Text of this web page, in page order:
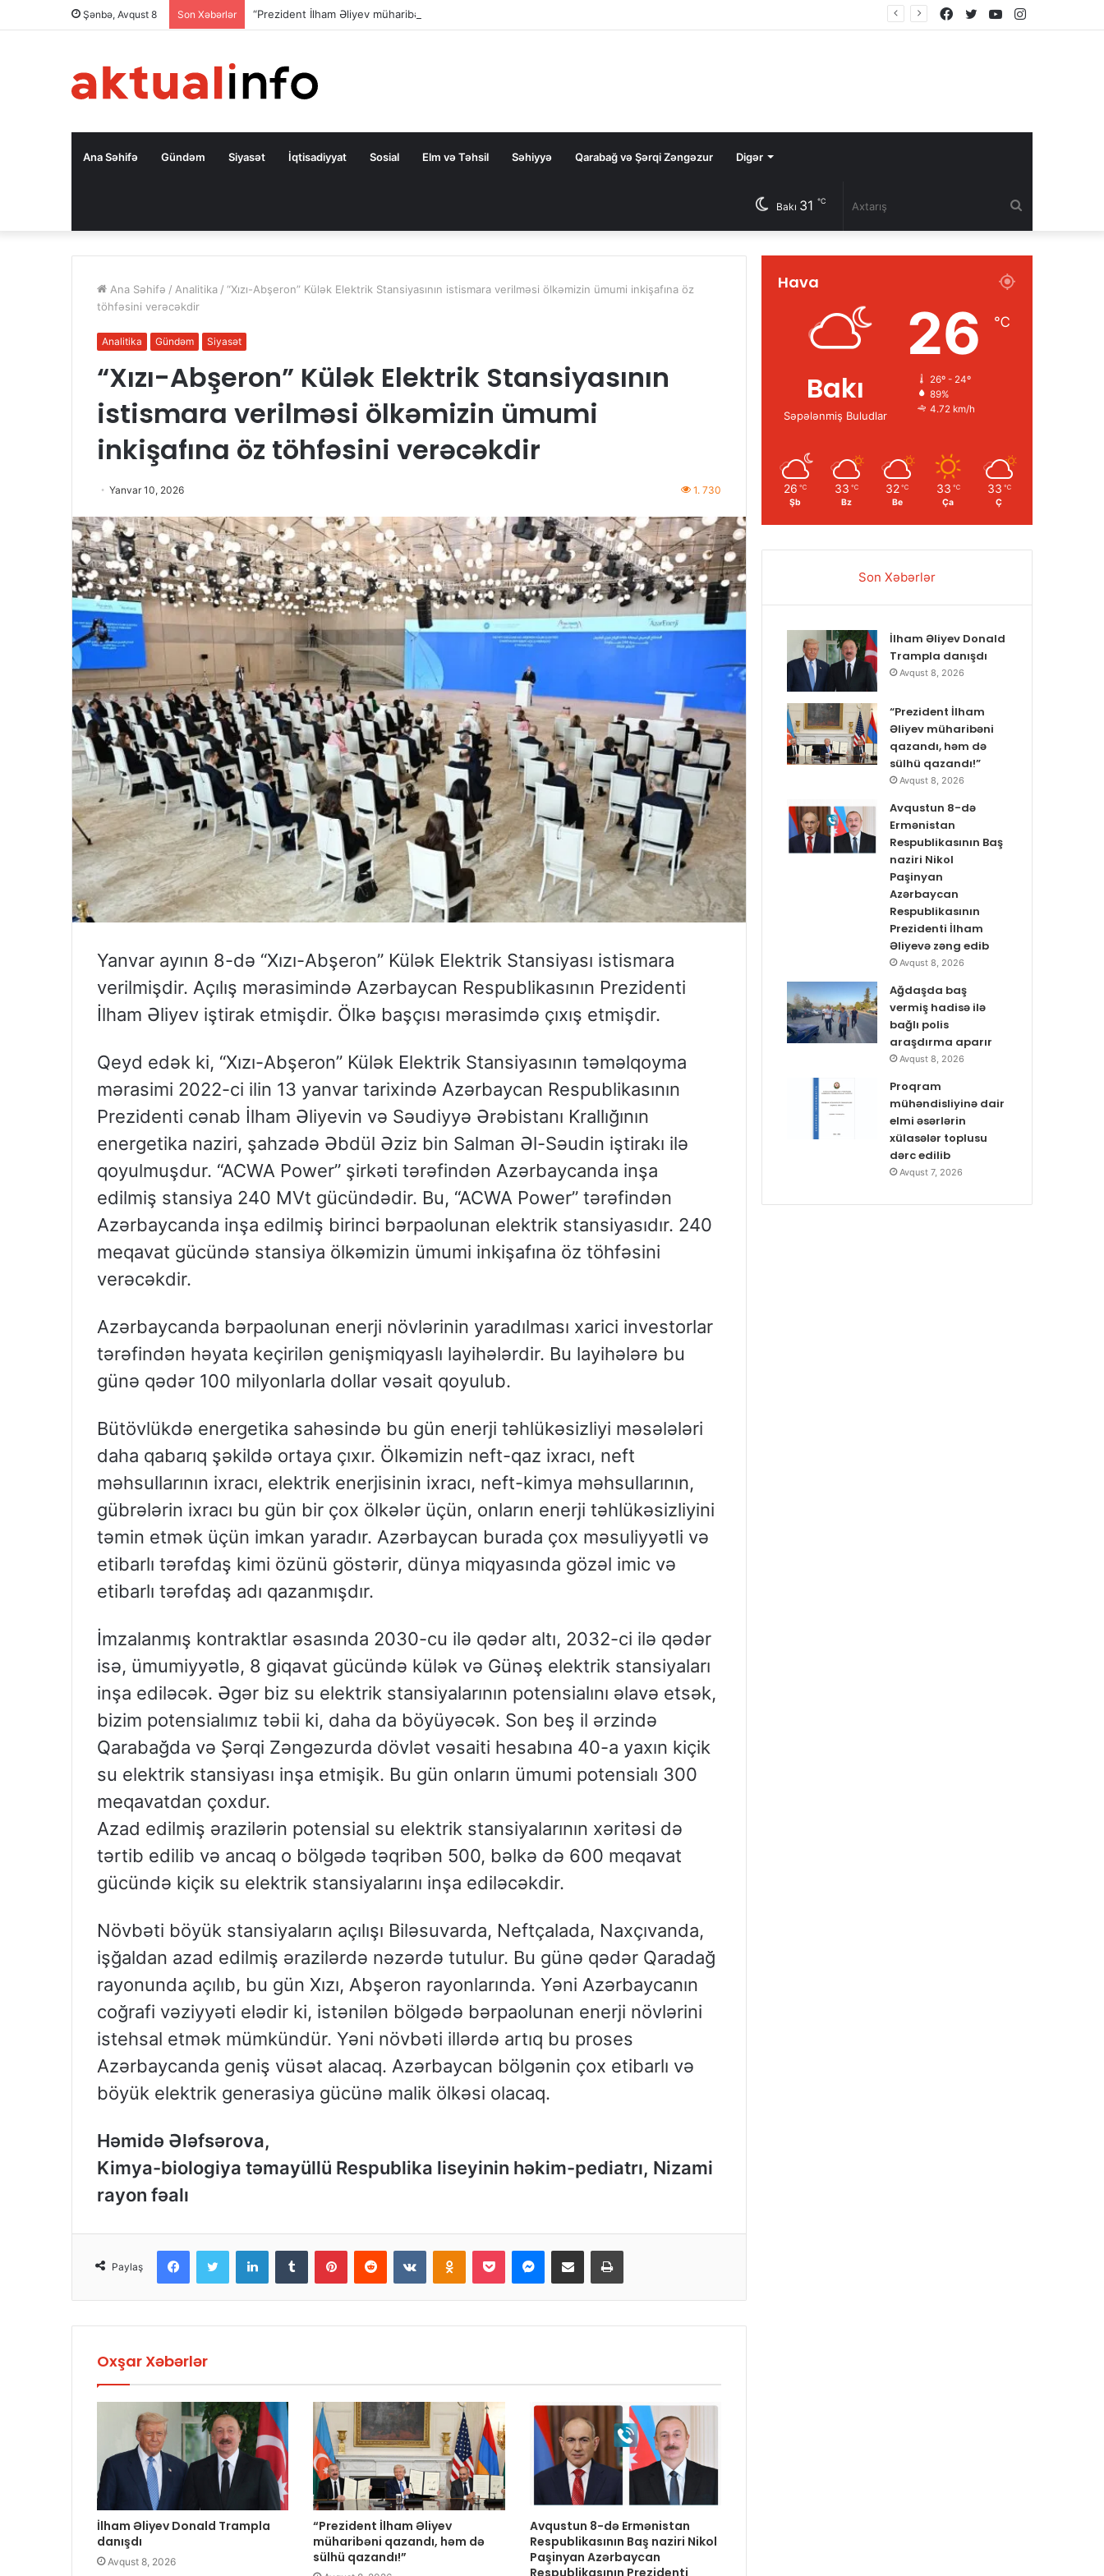
Şənbə, Avqust 8 Son Xəbərlər “Prezident İlham Əliyev müharibəni qazandı, həm də sülhü qazandı!” YouTube
Twitter
Facebook
Ana Səhifə Gündəm Siyasət İqtisadiyyat Sosial Elm və Təhsil Səhiyyə Qarabağ və Şərqi Zəngəzur Digər
Bakı 31 ℃
Ana Səhifə / Analitika / “Xızı-Abşeron” Külək Elektrik Stansiyasının istismara verilməsi ölkəmizin ümumi inkişafına öz
töhfəsini verəcəkdir
Analitika Gündəm Siyasət
“Xızı-Abşeron” Külək Elektrik Stansiyasının
istismara verilməsi ölkəmizin ümumi
inkişafına öz töhfəsini verəcəkdir
Yanvar 10, 2026 1. 730
Yanvar ayının 8-də “Xızı-Abşeron” Külək Elektrik Stansiyası istismara
verilmişdir. Açılış mərasimində Azərbaycan Respublikasının Prezidenti
İlham Əliyev iştirak etmişdir. Ölkə başçısı mərasimdə çıxış etmişdir.
Qeyd edək ki, “Xızı-Abşeron” Külək Elektrik Stansiyasının təməlqoyma
mərasimi 2022-ci ilin 13 yanvar tarixində Azərbaycan Respublikasının
Prezidenti cənab İlham Əliyevin və Səudiyyə Ərəbistanı Krallığının
energetika naziri, şahzadə Əbdül Əziz bin Salman Əl-Səudin iştirakı ilə
qoyulmuşdur. “ACWA Power” şirkəti tərəfindən Azərbaycanda inşa
edilmiş stansiya 240 MVt gücündədir. Bu, “ACWA Power” tərəfindən
Azərbaycanda inşa edilmiş birinci bərpaolunan elektrik stansiyasıdır. 240
meqavat gücündə stansiya ölkəmizin ümumi inkişafına öz töhfəsini
verəcəkdir.
Azərbaycanda bərpaolunan enerji növlərinin yaradılması xarici investorlar
tərəfindən həyata keçirilən genişmiqyaslı layihələrdir. Bu layihələrə bu
günə qədər 100 milyonlarla dollar vəsait qoyulub.
Bütövlükdə energetika sahəsində bu gün enerji təhlükəsizliyi məsələləri
daha qabarıq şəkildə ortaya çıxır. Ölkəmizin neft-qaz ixracı, neft
məhsullarının ixracı, elektrik enerjisinin ixracı, neft-kimya məhsullarının,
gübrələrin ixracı bu gün bir çox ölkələr üçün, onların enerji təhlükəsizliyini
təmin etmək üçün imkan yaradır. Azərbaycan burada çox məsuliyyətli və
etibarlı tərəfdaş kimi özünü göstərir, dünya miqyasında gözəl imic və
etibarlı tərəfdaş adı qazanmışdır.
İmzalanmış kontraktlar əsasında 2030-cu ilə qədər altı, 2032-ci ilə qədər
isə, ümumiyyətlə, 8 giqavat gücündə külək və Günəş elektrik stansiyaları
inşa ediləcək. Əgər biz su elektrik stansiyalarının potensialını əlavə etsək,
bizim potensialımız təbii ki, daha da böyüyəcək. Son beş il ərzində
Qarabağda və Şərqi Zəngəzurda dövlət vəsaiti hesabına 40-a yaxın kiçik
su elektrik stansiyası inşa etmişik. Bu gün onların ümumi potensialı 300
meqavatdan çoxdur.
Azad edilmiş ərazilərin potensial su elektrik stansiyalarının xəritəsi də
tərtib edilib və ancaq o bölgədə təqribən 500, bəlkə də 600 meqavat
gücündə kiçik su elektrik stansiyalarını inşa ediləcəkdir.
Növbəti böyük stansiyaların açılışı Biləsuvarda, Neftçalada, Naxçıvanda,
işğaldan azad edilmiş ərazilərdə nəzərdə tutulur. Bu günə qədər Qaradağ
rayonunda açılıb, bu gün Xızı, Abşeron rayonlarında. Yəni Azərbaycanın
coğrafi vəziyyəti elədir ki, istənilən bölgədə bərpaolunan enerji növlərini
istehsal etmək mümkündür. Yəni növbəti illərdə artıq bu proses
Azərbaycanda geniş vüsət alacaq. Azərbaycan bölgənin çox etibarlı və
böyük elektrik generasiya gücünə malik ölkəsi olacaq.
Həmidə Ələfsərova,
Kimya-biologiya təmayüllü Respublika liseyinin həkim-pediatrı, Nizami
rayon fəalı
Paylaş
Oxşar Xəbərlər
İlham Əliyev Donald Trampla
danışdı
Avqust 8, 2026
“Prezident İlham Əliyev
müharibəni qazandı, həm də
sülhü qazandı!”
Avqustun 8-də Ermənistan
Respublikasının Baş naziri Nikol
Paşinyan Azərbaycan
Respublikasının Prezidenti
Hava
Bakı
Səpələnmiş Buludlar
26 ℃
26º - 24º
89%
4.72 km/h
26 ℃
Şb
33 ℃
Bz
32 ℃
Be
33 ℃
Ça
33 ℃
Ç
Son Xəbərlər
İlham Əliyev Donald
Trampla danışdı
Avqust 8, 2026
“Prezident İlham
Əliyev müharibəni
qazandı, həm də
sülhü qazandı!”
Avqust 8, 2026
Avqustun 8-də
Ermənistan
Respublikasının Baş
naziri Nikol
Paşinyan
Azərbaycan
Respublikasının
Prezidenti İlham
Əliyevə zəng edib
Avqust 8, 2026
Ağdaşda baş
vermiş hadisə ilə
bağlı polis
araşdırma aparır
Avqust 8, 2026
Proqram
mühəndisliyinə dair
elmi əsərlərin
xülasələr toplusu
dərc edilib
Avqust 7, 2026